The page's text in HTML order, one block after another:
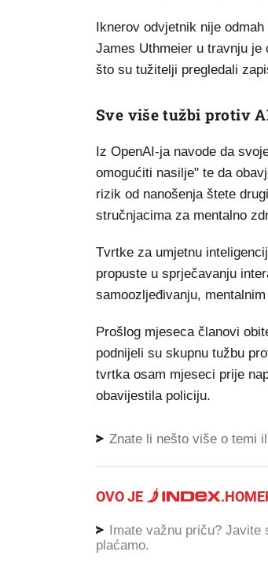
Iknerov odvjetnik nije
James Uthmeier u travnju je
što su tužitelji pregledali
Sve više tužbi protiv
Iz OpenAI-ja navode da
omogućiti nasilje" te da
rizik od nanošenja štete
stručnjacima za mentalno
Tvrtke za umjetnu
propuste u sprječavanju
samoozljeđivanju,
Prošlog mjeseca članovi
podnijeli su skupnu tužbu
tvrtka osam mjeseci prije
obavijestila policiju.
Znate li nešto više o temi
OVO JE .
Imate važnu priču? Javite
plaćamo.